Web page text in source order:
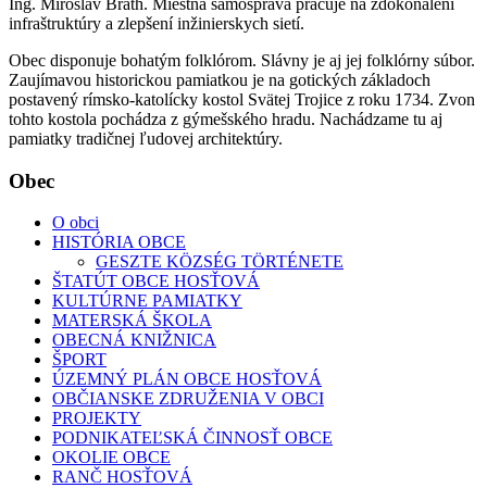
infraštruktúry a zlepšení inžinierskych sietí.
Obec disponuje bohatým folklórom. Slávny je aj jej folklórny súbor.
Zaujímavou historickou pamiatkou je na gotických základoch
postavený rímsko-katolícky kostol Svätej Trojice z roku 1734. Zvon
tohto kostola pochádza z gýmešského hradu. Nachádzame tu aj
pamiatky tradičnej ľudovej architektúry.
Obec
O obci
HISTÓRIA OBCE
GESZTE KÖZSÉG TÖRTÉNETE
ŠTATÚT OBCE HOSŤOVÁ
KULTÚRNE PAMIATKY
MATERSKÁ ŠKOLA
OBECNÁ KNIŽNICA
ŠPORT
ÚZEMNÝ PLÁN OBCE HOSŤOVÁ
OBČIANSKE ZDRUŽENIA V OBCI
PROJEKTY
PODNIKATEĽSKÁ ČINNOSŤ OBCE
OKOLIE OBCE
RANČ HOSŤOVÁ